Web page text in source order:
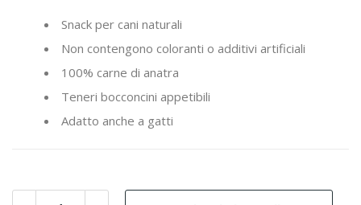
Snack per cani naturali
Non contengono coloranti o additivi artificiali
100% carne di anatra
Teneri bocconcini appetibili
Adatto anche a gatti